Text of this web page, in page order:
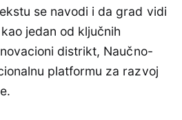
se navodi i da grad vidi
jedan od ključnih
distrikt, Naučno-
platformu za razvoj